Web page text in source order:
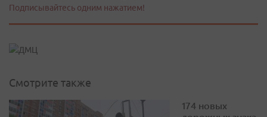
Подписывайтесь одним нажатием!
Смотрите также
174 новых